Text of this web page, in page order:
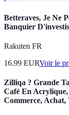
Betteraves, Je Ne
Banquier
Rakuten FR
16.99 EURVoir le
Zilliqa ? Grande
Café En
Commerce, Achat,